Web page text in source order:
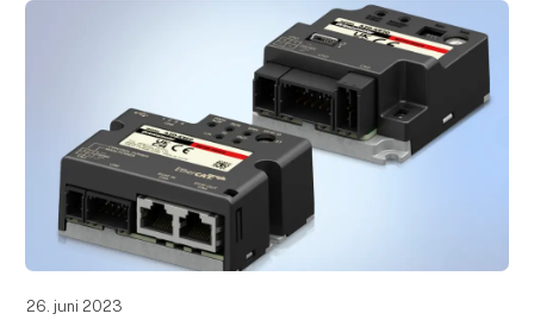
26. juni 2023